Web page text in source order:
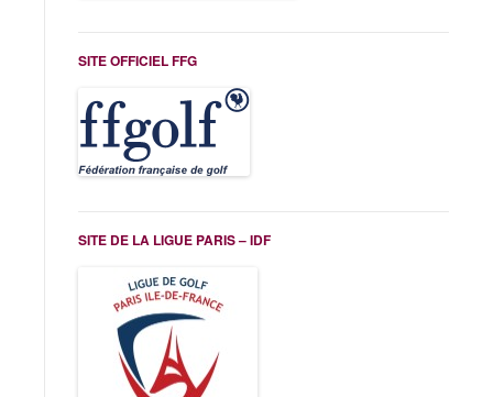
SITE OFFICIEL FFG
SITE DE LA LIGUE PARIS – IDF